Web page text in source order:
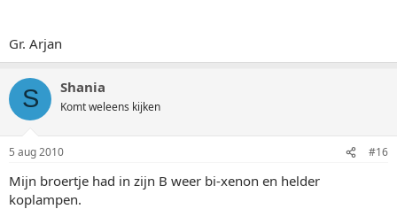
Gr. Arjan
S Shania
Komt weleens kijken
5 aug 2010 #16
Mijn broertje had in zijn B weer bi-xenon en helder
koplampen.